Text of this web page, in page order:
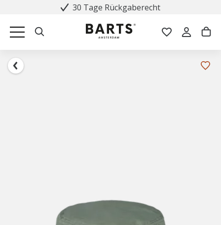
30 Tage Rückgaberecht